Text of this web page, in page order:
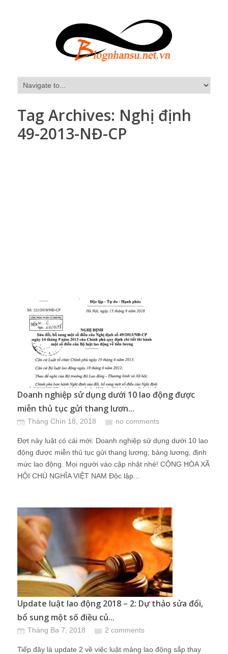
Tag Archives: Nghị định
49-2013-NĐ-CP
Doanh nghiệp sử dụng dưới 10 lao động được
miễn thủ tục gửi thang lươn...
Tháng Chín 18, 2018 no comments
Đợt này luật có cái mới: Doanh nghiệp sử dụng dưới 10 lao
động được miễn thủ tục gửi thang lương, bảng lương, định
mức lao động. Mọi người vào cập nhật nhé! CỘNG HÒA XÃ
HỘI CHỦ NGHĨA VIỆT NAM Độc lập...
Update luật lao động 2018 – 2: Dự thảo sửa đổi,
bổ sung một số điều củ...
Tháng Ba 7, 2018 2 comments
Tiếp đây là update 2 về việc luật mảng lao động sắp thay